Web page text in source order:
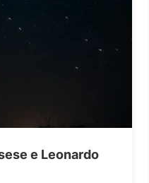
e Leonardo